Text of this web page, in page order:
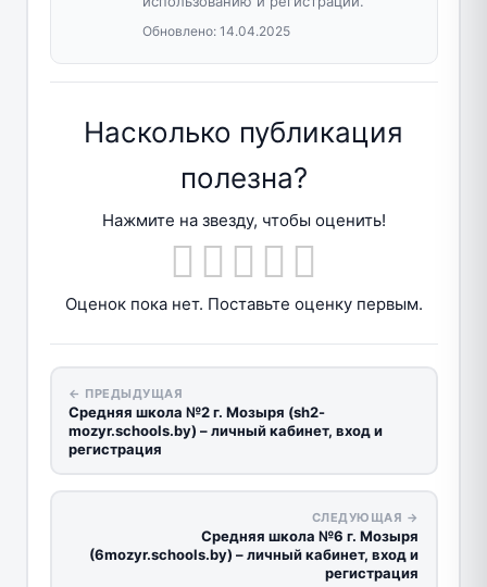
Обновлено: 14.04.2025
Насколько публикация
полезна?
Нажмите на звезду, чтобы оценить!
Оценок пока нет. Поставьте оценку первым.
← ПРЕДЫДУЩАЯ
Средняя школа №2 г. Мозыря (sh2-
mozyr.schools.by) – личный кабинет, вход и
регистрация
СЛЕДУЮЩАЯ →
Средняя школа №6 г. Мозыря
(6mozyr.schools.by) – личный кабинет, вход и
регистрация